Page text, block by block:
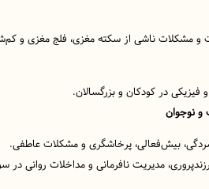
و مشکلات ناشی از سکته مغزی، فلج مغزی و
در کودکان و بزرگسالان.
نوجوان
بیش‌فعالی، پرخاشگری و مشکلات عاطفی.
مدیریت نافرمانی و مداخلات روانی